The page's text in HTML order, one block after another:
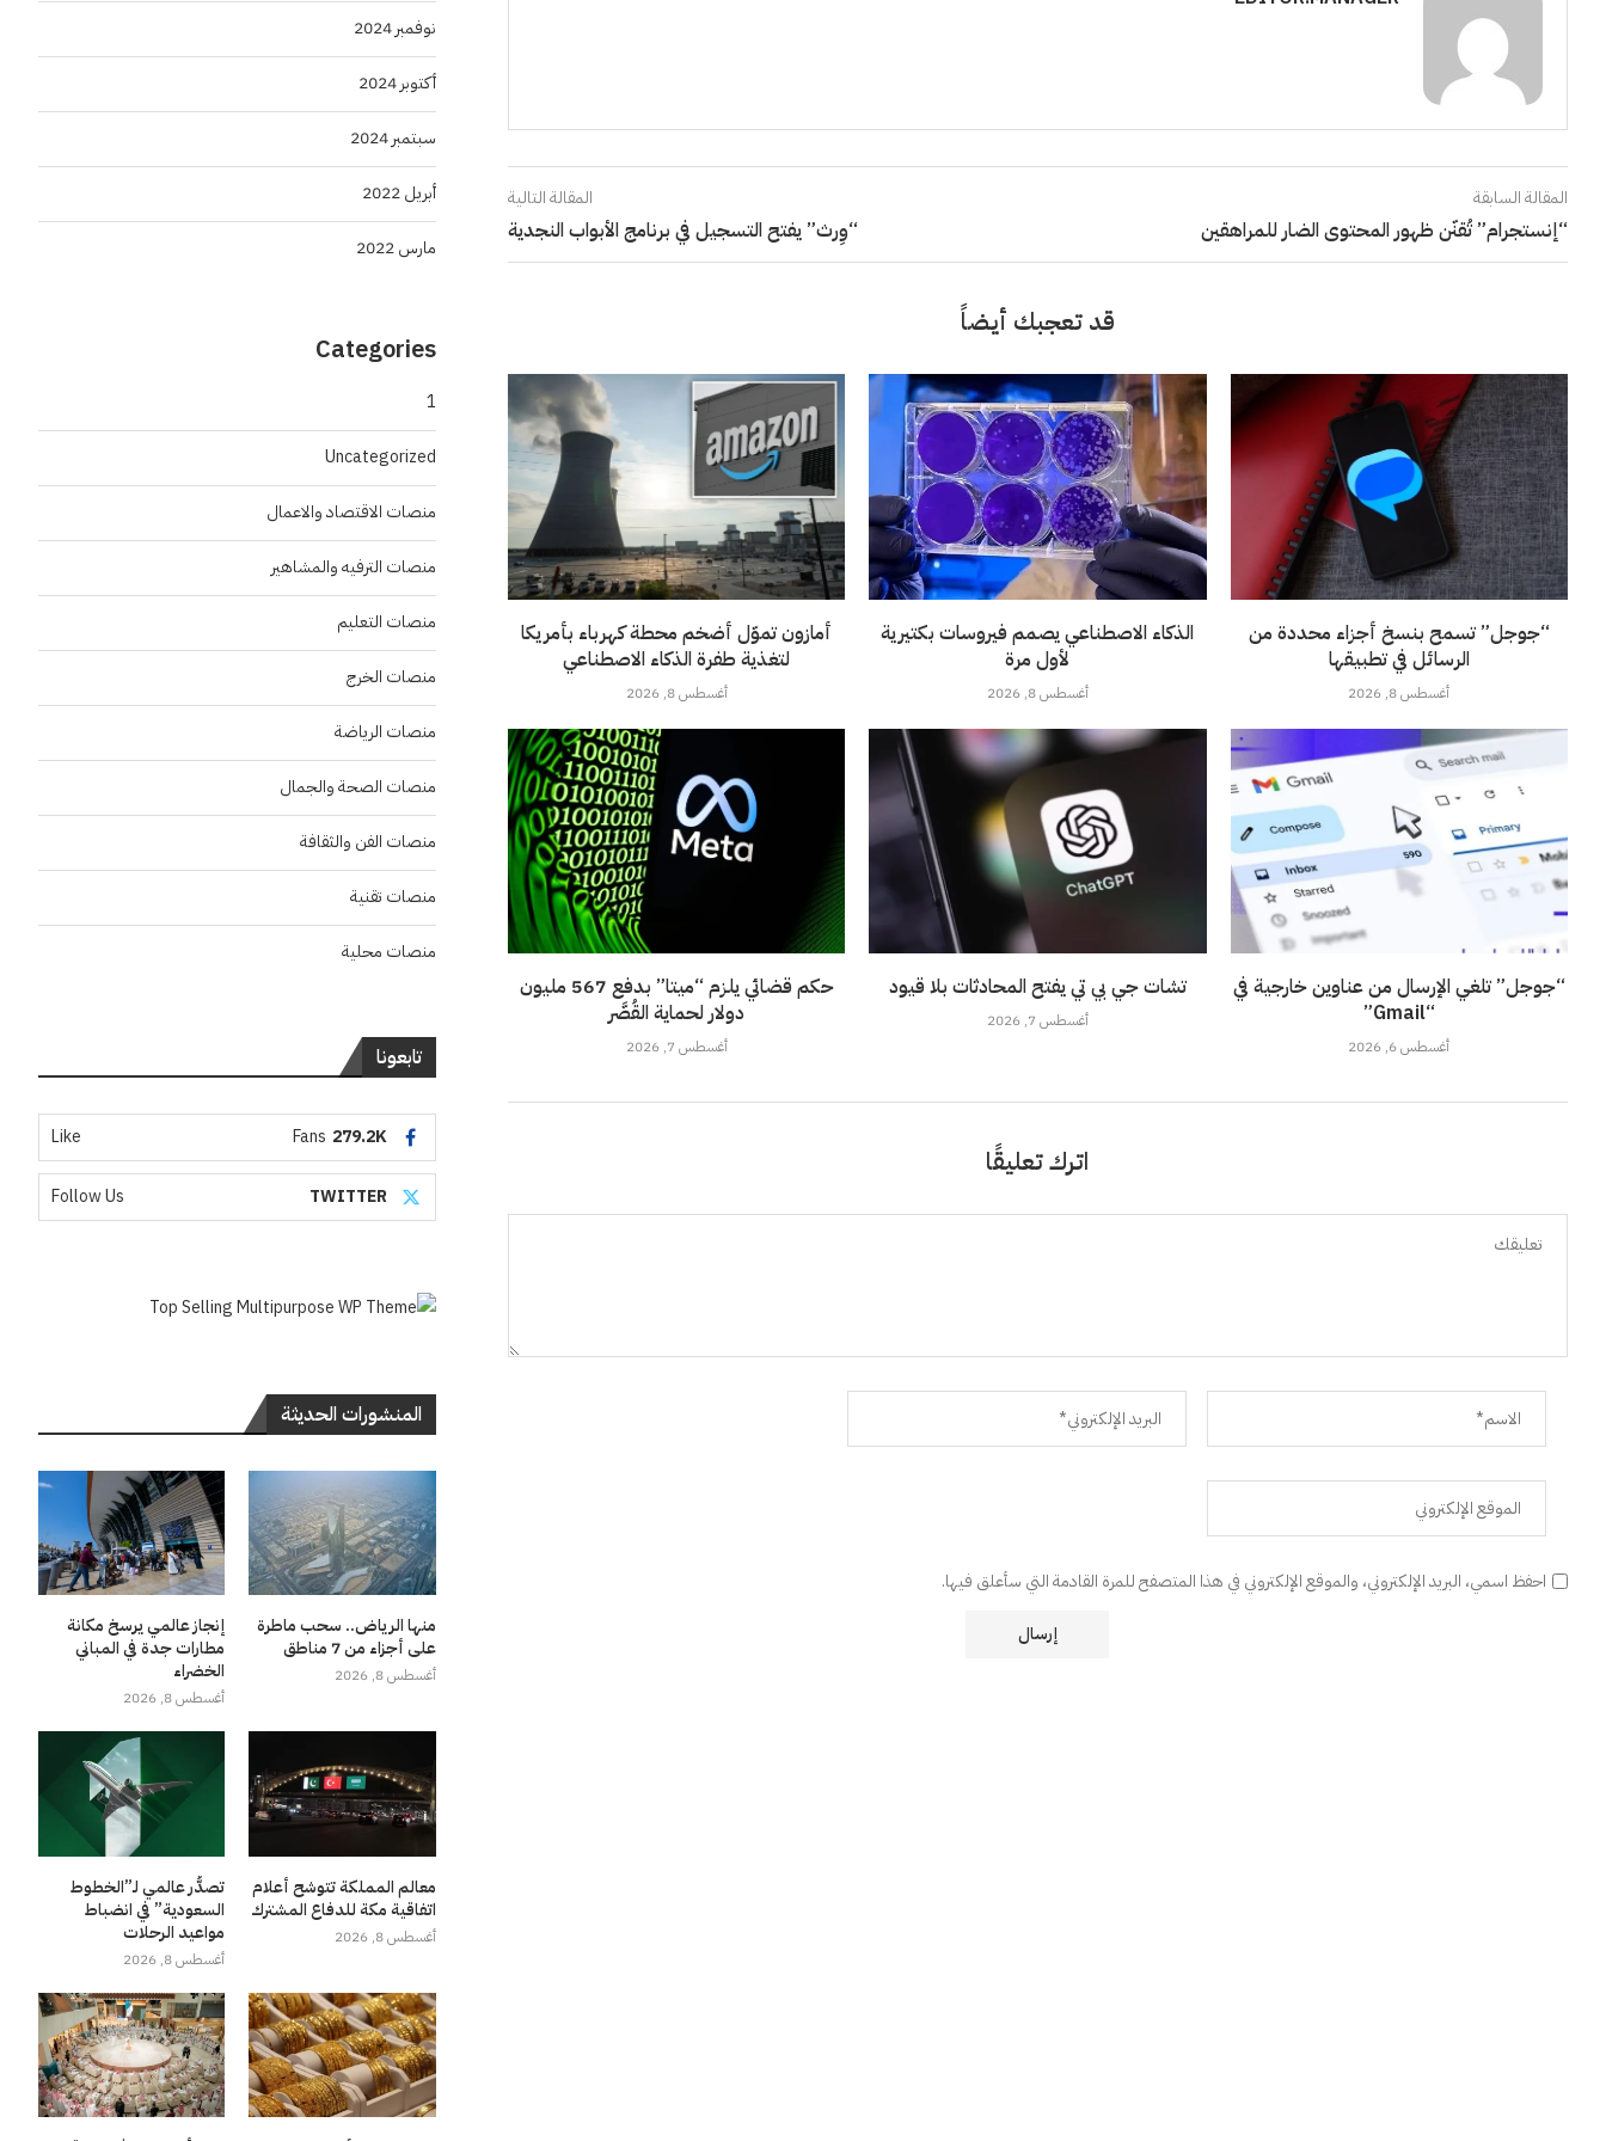
المقالة السابقة
“إنستجرام” تُقنّن ظهور المحتوى الضار للمراهقين
المقالة التالية
“وِرث” يفتح التسجيل في برنامج الأبواب النجدية
قد تعجبك أيضاً
أمازون تموّل أضخم محطة كهرباء بأمريكا
لتغذية طفرة الذكاء الاصطناعي
أغسطس 8, 2026
الذكاء الاصطناعي يصمم فيروسات بكتيرية
لأول مرة
أغسطس 8, 2026
“جوجل” تسمح بنسخ أجزاء محددة من
الرسائل في تطبيقها
أغسطس 8, 2026
حكم قضائي يلزم “ميتا” بدفع 567 مليون
دولار لحماية القُصَّر
أغسطس 7, 2026
تشات جي بي تي يفتح المحادثات بلا قيود
أغسطس 7, 2026
“جوجل” تلغي الإرسال من عناوين خارجية في
“Gmail”
أغسطس 6, 2026
اترك تعليقًا
احفظ اسمي، البريد الإلكتروني، والموقع الإلكتروني في هذا المتصفح للمرة القادمة التي سأعلق فيها.
نوفمبر 2024
أكتوبر 2024
سبتمبر 2024
أبريل 2022
مارس 2022
Categories
1
Uncategorized
منصات الاقتصاد والاعمال
منصات الترفيه والمشاهير
منصات التعليم
منصات الخرج
منصات الرياضة
منصات الصحة والجمال
منصات الفن والثقافة
منصات تقنية
منصات محلية
تابعونا
279.2K
Fans
Like
TWITTER
Follow Us
المنشورات الحديثة
منها الرياض.. سحب ماطرة
على أجزاء من 7 مناطق
أغسطس 8, 2026
إنجاز عالمي يرسخ مكانة
مطارات جدة في المباني
الخضراء
أغسطس 8, 2026
معالم المملكة تتوشح أعلام
اتفاقية مكة للدفاع المشترك
أغسطس 8, 2026
تصدُّر عالمي لـ”الخطوط
السعودية” في انضباط
مواعيد الرحلات
أغسطس 8, 2026